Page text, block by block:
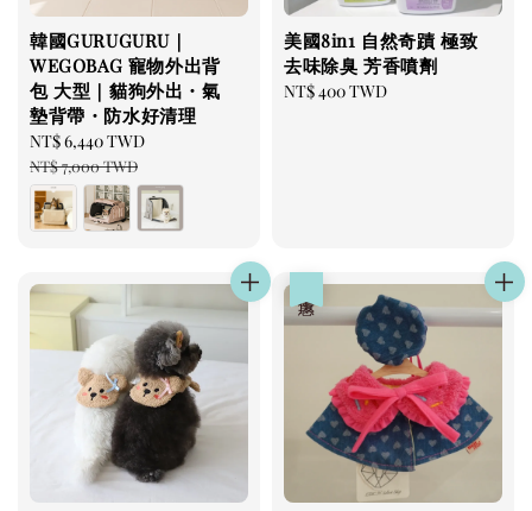
韓國GURUGURU｜
WEGOBAG 寵物外出背
包 大型｜貓狗外出・氣
墊背帶・防水好清理
Sale
price
NT$ 6,440 TWD
NT$ 7,000 TWD
美國8in1 自然奇蹟 極致
去味除臭 芳香噴劑
Regular
NT$ 400 TWD